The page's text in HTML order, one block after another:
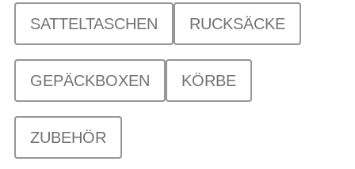
SATTELTASCHEN RUCKSÄCKE
GEPÄCKBOXEN KÖRBE
ZUBEHÖR